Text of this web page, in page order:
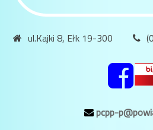
ul.Kajki 8, Ełk 19-300
pcpp-